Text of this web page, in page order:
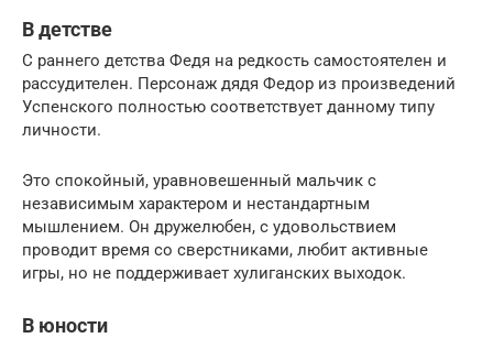
В детстве
С раннего детства Федя на редкость самостоятелен и
рассудителен. Персонаж дядя Федор из произведений
Успенского полностью соответствует данному типу
личности.
Это спокойный, уравновешенный мальчик с
независимым характером и нестандартным
мышлением. Он дружелюбен, с удовольствием
проводит время со сверстниками, любит активные
игры, но не поддерживает хулиганских выходок.
В юности